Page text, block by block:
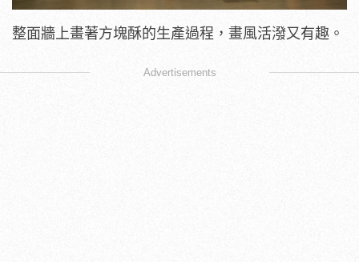
整面牆上畫著方塊酥的生產過程，畫風活潑又有趣。
Advertisements